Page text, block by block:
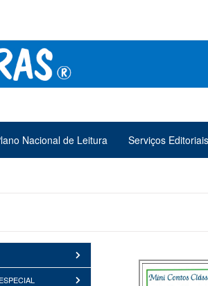
Nacional de Leitura Serviços Editoriais